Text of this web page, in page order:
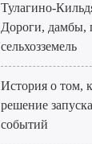
Тулагино-
Дороги, дамбы,
сельхозземель
История о том,
решение
событий